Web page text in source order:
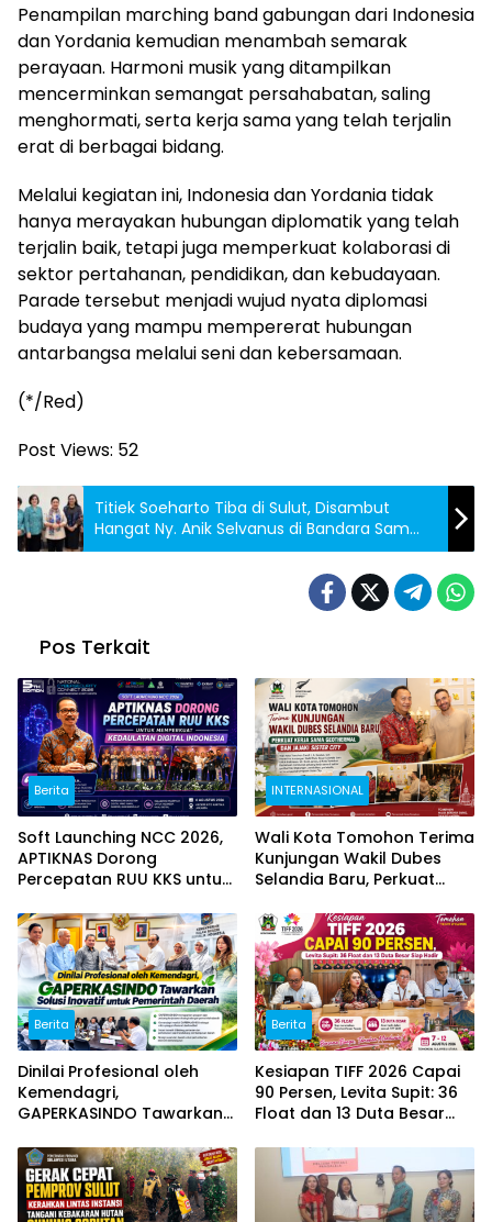
Penampilan marching band gabungan dari Indonesia
dan Yordania kemudian menambah semarak
perayaan. Harmoni musik yang ditampilkan
mencerminkan semangat persahabatan, saling
menghormati, serta kerja sama yang telah terjalin
erat di berbagai bidang.
Melalui kegiatan ini, Indonesia dan Yordania tidak
hanya merayakan hubungan diplomatik yang telah
terjalin baik, tetapi juga memperkuat kolaborasi di
sektor pertahanan, pendidikan, dan kebudayaan.
Parade tersebut menjadi wujud nyata diplomasi
budaya yang mampu mempererat hubungan
antarbangsa melalui seni dan kebersamaan.
(*/Red)
Post Views: 52
Titiek Soeharto Tiba di Sulut, Disambut
Hangat Ny. Anik Selvanus di Bandara Sam
Ratulangi
Pos Terkait
Berita
Soft Launching NCC 2026,
APTIKNAS Dorong
Percepatan RUU KKS untuk
Digital Indonesia
INTERNASIONAL
Wali Kota Tomohon Terima
Kunjungan Wakil Dubes
Selandia Baru, Perkuat
dan Jajaki Sister City
Berita
Dinilai Profesional oleh
Kemendagri,
GAPERKASINDO Tawarkan
Pemerintah Daerah
Berita
Kesiapan TIFF 2026 Capai
90 Persen, Levita Supit: 36
Float dan 13 Duta Besar